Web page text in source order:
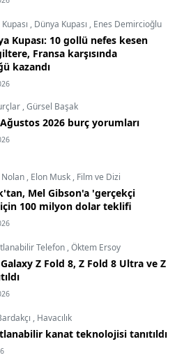
, Dünya Kupası , Enes Demircioğlu
Kupası: 10 gollü nefes kesen
Fransa karşısında
kazandı
,Gürsel Başak
2026 burç yorumları
, Elon Musk , Film ve Dizi
Mel Gibson'a 'gerçekçi
100 milyon dolar teklifi
Telefon ,Öktem Ersoy
Z Fold 8, Z Fold 8 Ultra ve Z
, Havacılık
kanat teknolojisi tanıtıldı